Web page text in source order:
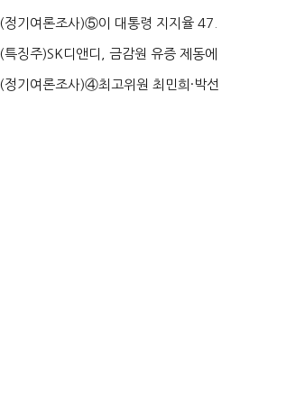
생법 위반 반복...
(정기여론조사)⑤이 대통령 지지율 47.
7%…일주일 만에 ...
(특징주)SK디앤디, 금감원 유증 제동에
장 초반 상한가...
(정기여론조사)④최고위원 최민희·박선